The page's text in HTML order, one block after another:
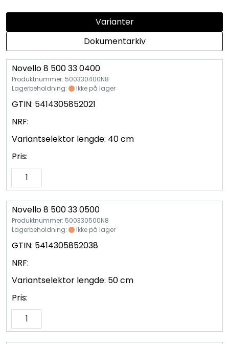
Varianter
Dokumentarkiv
Novello 8 500 33 0400
Produktnummer: 500330400N8
Lagerbeholdning:
Ikke på lager
GTIN: 5414305852021
NRF:
Variantselektor lengde: 40 cm
Pris:
Novello 8 500 33 0500
Produktnummer: 500330500N8
Lagerbeholdning:
Ikke på lager
GTIN: 5414305852038
NRF:
Variantselektor lengde: 50 cm
Pris:
Syrefast
TA-SCOPE
Kontakt oss